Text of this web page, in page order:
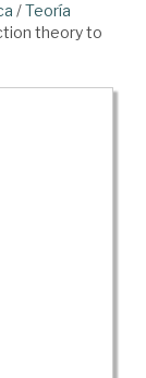
/Teoría
theory to